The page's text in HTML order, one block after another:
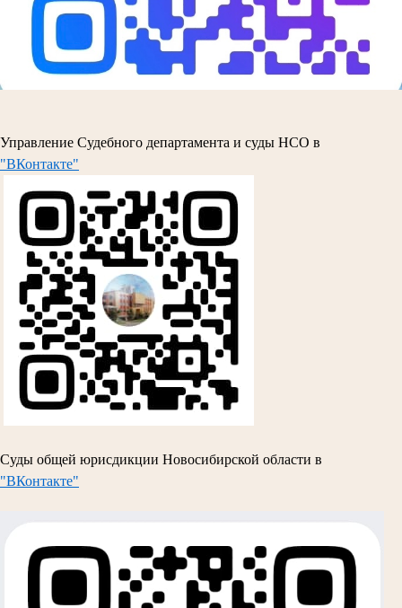
Управление Судебного департамента и суды НСО в
"ВКонтакте"
Суды общей юрисдикции Новосибирской области в
"ВКонтакте"